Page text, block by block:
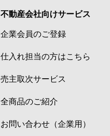
不動産会社向けサービス
企業会員のご登録
仕入れ担当の方はこちら
売主取次サービス
全商品のご紹介
お問い合わせ（企業用）